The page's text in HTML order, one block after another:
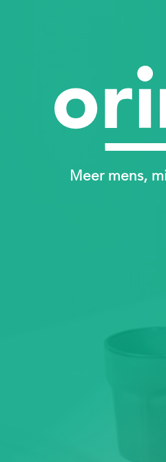
Meer mens,